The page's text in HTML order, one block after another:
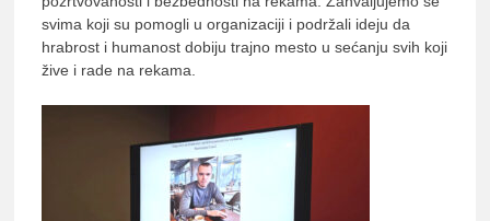
svima koji su pomogli u organizaciji i podržali ideju da
hrabrost i humanost dobiju trajno mesto u sećanju svih koji
žive i rade na rekama.